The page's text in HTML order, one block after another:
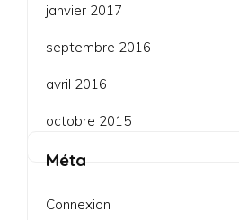
janvier 2017
septembre 2016
avril 2016
octobre 2015
Méta
Connexion